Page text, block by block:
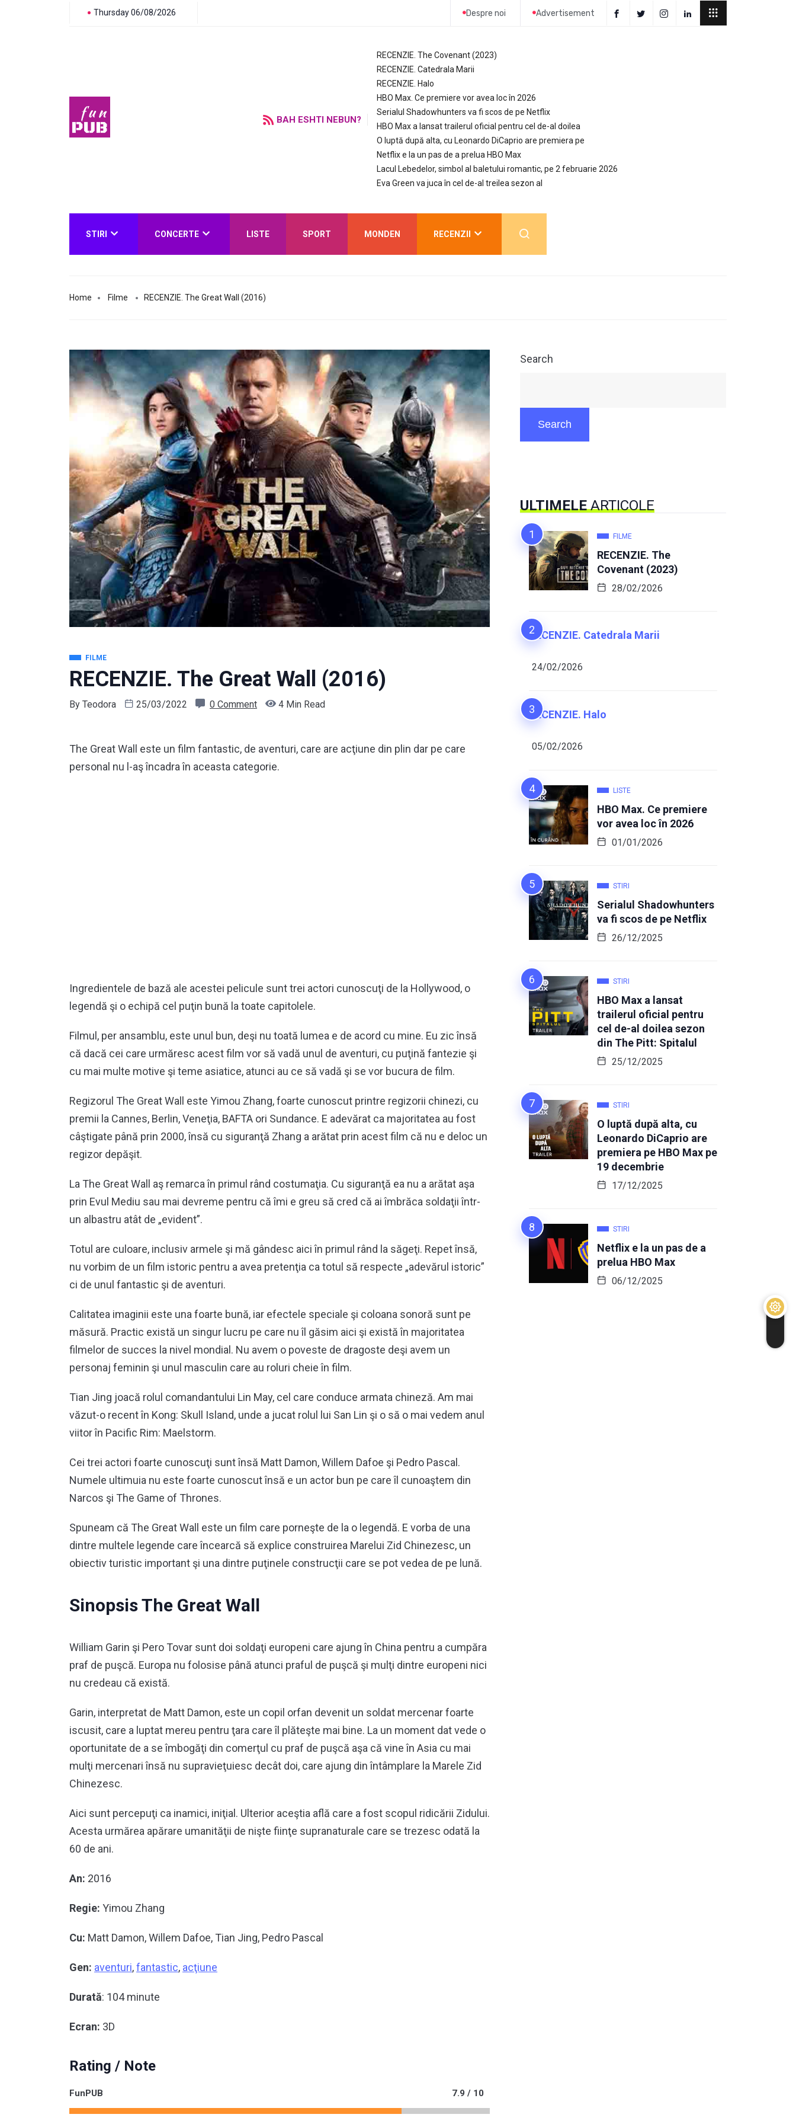
Thursday 06/08/2026 Despre noi Advertisement
BAH ESHTI NEBUN?
RECENZIE. The Covenant (2023)
RECENZIE. Catedrala Marii
RECENZIE. Halo
HBO Max. Ce premiere vor avea loc în 2026
Serialul Shadowhunters va fi scos de pe Netflix
HBO Max a lansat trailerul oficial pentru cel de-al doilea
O luptă după alta, cu Leonardo DiCaprio are premiera pe
Netflix e la un pas de a prelua HBO Max
Lacul Lebedelor, simbol al baletului romantic, pe 2 februarie 2026
Eva Green va juca în cel de-al treilea sezon al
STIRI CONCERTE LISTE SPORT MONDEN RECENZII
Home Filme RECENZIE. The Great Wall (2016)
FILME
RECENZIE. The Great Wall (2016)
By Teodora 25/03/2022 0 Comment 4 Min Read
The Great Wall este un film fantastic, de aventuri, care are acţiune din plin dar pe care
personal nu l-aş încadra în aceasta categorie.
Ingredientele de bază ale acestei pelicule sunt trei actori cunoscuţi de la Hollywood, o
legendă şi o echipă cel puţin bună la toate capitolele.
Filmul, per ansamblu, este unul bun, deşi nu toată lumea e de acord cu mine. Eu zic însă
că dacă cei care urmăresc acest film vor să vadă unul de aventuri, cu puţină fantezie şi
cu mai multe motive şi teme asiatice, atunci au ce să vadă şi se vor bucura de film.
Regizorul The Great Wall este Yimou Zhang, foarte cunoscut printre regizorii chinezi, cu
premii la Cannes, Berlin, Veneţia, BAFTA ori Sundance. E adevărat ca majoritatea au fost
câştigate până prin 2000, însă cu siguranţă Zhang a arătat prin acest film că nu e deloc un
regizor depăşit.
La The Great Wall aş remarca în primul rând costumaţia. Cu siguranţă ea nu a arătat aşa
prin Evul Mediu sau mai devreme pentru că îmi e greu să cred că ai îmbrăca soldaţii într-
un albastru atât de „evident”.
Totul are culoare, inclusiv armele şi mă gândesc aici în primul rând la săgeţi. Repet însă,
nu vorbim de un film istoric pentru a avea pretenţia ca totul să respecte „adevărul istoric”
ci de unul fantastic şi de aventuri.
Calitatea imaginii este una foarte bună, iar efectele speciale şi coloana sonoră sunt pe
măsură. Practic există un singur lucru pe care nu îl găsim aici şi există în majoritatea
filmelor de succes la nivel mondial. Nu avem o poveste de dragoste deşi avem un
personaj feminin şi unul masculin care au roluri cheie în film.
Tian Jing joacă rolul comandantului Lin May, cel care conduce armata chineză. Am mai
văzut-o recent în Kong: Skull Island, unde a jucat rolul lui San Lin şi o să o mai vedem anul
viitor în Pacific Rim: Maelstorm.
Cei trei actori foarte cunoscuţi sunt însă Matt Damon, Willem Dafoe şi Pedro Pascal.
Numele ultimuia nu este foarte cunoscut însă e un actor bun pe care îl cunoaştem din
Narcos şi The Game of Thrones.
Spuneam că The Great Wall este un film care porneşte de la o legendă. E vorba de una
dintre multele legende care încearcă să explice construirea Marelui Zid Chinezesc, un
obiectiv turistic important şi una dintre puţinele construcţii care se pot vedea de pe lună.
Sinopsis The Great Wall
William Garin şi Pero Tovar sunt doi soldaţi europeni care ajung în China pentru a cumpăra
praf de puşcă. Europa nu folosise până atunci praful de puşcă şi mulţi dintre europeni nici
nu credeau că există.
Garin, interpretat de Matt Damon, este un copil orfan devenit un soldat mercenar foarte
iscusit, care a luptat mereu pentru ţara care îl plăteşte mai bine. La un moment dat vede o
oportunitate de a se îmbogăţi din comerţul cu praf de puşcă aşa că vine în Asia cu mai
mulţi mercenari însă nu supravieţuiesc decât doi, care ajung din întâmplare la Marele Zid
Chinezesc.
Aici sunt percepuţi ca inamici, iniţial. Ulterior aceştia află care a fost scopul ridicării Zidului.
Acesta urmărea apărare umanităţii de nişte fiinţe supranaturale care se trezesc odată la
60 de ani.
An: 2016
Regie: Yimou Zhang
Cu: Matt Damon, Willem Dafoe, Tian Jing, Pedro Pascal
Gen: aventuri,fantastic, acţiune
Durată: 104 minute
Ecran: 3D
Rating / Note
FunPUB 7.9 / 10
Search
Search
ULTIMELEARTICOLE
FILME
RECENZIE. The
Covenant (2023)
28/02/2026
RECENZIE. Catedrala Marii
24/02/2026
RECENZIE. Halo
05/02/2026
LISTE
HBO Max. Ce premiere
vor avea loc în 2026
01/01/2026
STIRI
Serialul Shadowhunters
va fi scos de pe Netflix
26/12/2025
STIRI
HBO Max a lansat
trailerul oficial pentru
cel de-al doilea sezon
din The Pitt: Spitalul
25/12/2025
STIRI
O luptă după alta, cu
Leonardo DiCaprio are
premiera pe HBO Max pe
19 decembrie
17/12/2025
STIRI
Netflix e la un pas de a
prelua HBO Max
06/12/2025